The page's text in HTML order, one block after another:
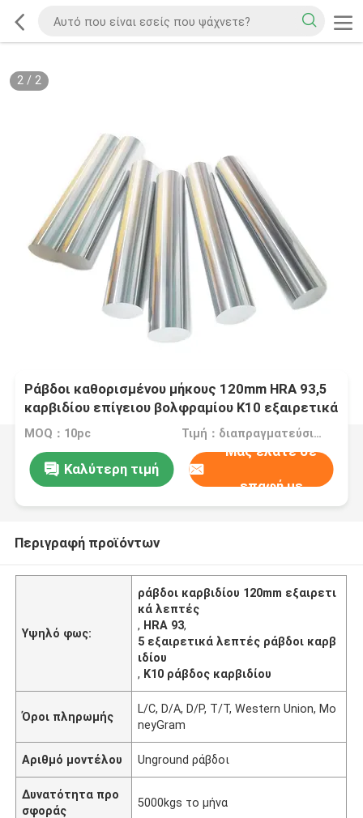
2/ 2
Ράβδοι καθορισμένου μήκους 120mm HRA 93,5
καρβιδίου επίγειου βολφραμίου K10 εξαιρετικά
λεπτές
MOQ：10pc Τιμή：διαπραγματεύσιμα
Καλύτερη τιμή
Μας ελάτε σε
επαφή με
Περιγραφή προϊόντων
Υψηλό φως:
ράβδοι καρβιδίου 120mm εξαιρετι
κά λεπτές
, HRA 93,
5 εξαιρετικά λεπτές ράβδοι καρβ
ιδίου
, K10 ράβδος καρβιδίου
Όροι πληρωμής
L/C, D/A, D/P, T/T, Western Union, Mo
neyGram
Αριθμό μοντέλου Unground ράβδοι
Δυνατότητα προ
σφοράς
5000kgs το μήνα